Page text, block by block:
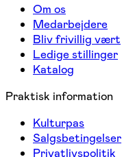
Om os
Medarbejdere
Bliv frivillig vært
Ledige stillinger
Katalog
Praktisk information
Kulturpas
Salgsbetingelser
Privatlivspolitik